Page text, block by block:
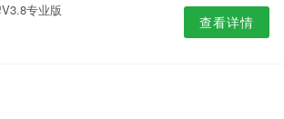
专业版
查看详情